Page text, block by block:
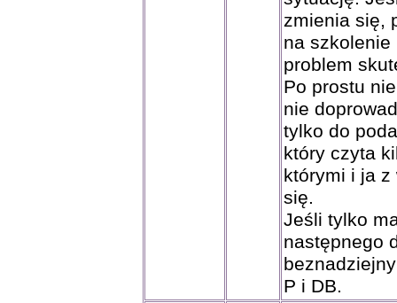
zmienia się,
na szkolenie
problem
Po prostu
nie
tylko do
który czyta
którymi i ja z
się.
Jeśli tylko
następnego
P i DB.